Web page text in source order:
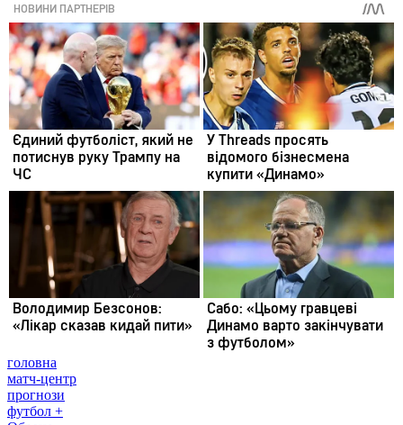
головна
матч-центр
прогнози
футбол +